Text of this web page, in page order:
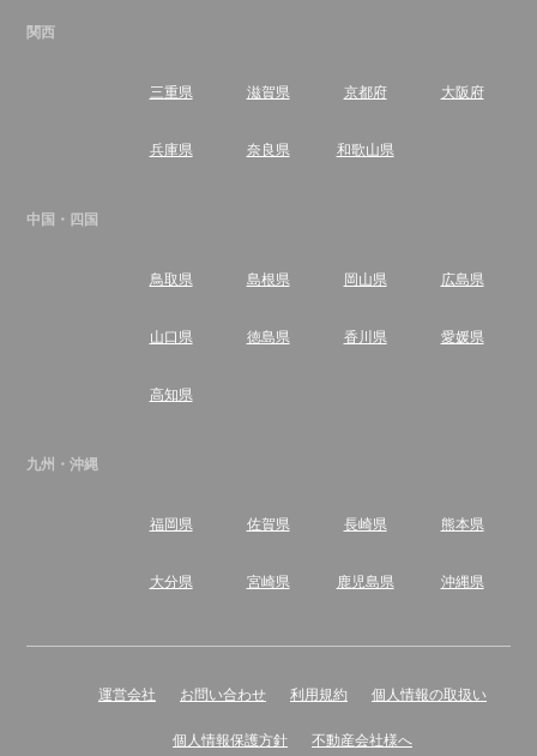
関西
三重県 滋賀県 京都府 大阪府
兵庫県 奈良県 和歌山県
中国・四国
鳥取県 島根県 岡山県 広島県
山口県 徳島県 香川県 愛媛県
高知県
九州・沖縄
福岡県 佐賀県 長崎県 熊本県
大分県 宮崎県 鹿児島県 沖縄県
運営会社 お問い合わせ 利用規約 個人情報の取扱い
個人情報保護方針 不動産会社様へ